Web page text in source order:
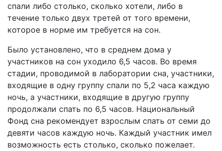
спали либо столько, сколько хотели, либо в
течение только двух третей от того времени,
которое в норме им требуется на сон.
Было установлено, что в среднем дома у
участников на сон уходило 6,5 часов. Во время
стадии, проводимой в лаборатории сна, участники,
входящие в одну группу спали по 5,2 часа каждую
ночь, а участники, входящие в другую группу
продолжали спать по 6,5 часов. Национальный
Фонд сна рекомендует взрослым спать от семи до
девяти часов каждую ночь. Каждый участник имел
возможность есть столько, сколько пожелает.